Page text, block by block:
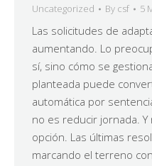
Uncategorized By csf 5
Las solicitudes de
aumentando. Lo
sí, sino cómo se
planteada puede
automática por
no es reducir jornada.
opción. Las últimas
marcando el terreno